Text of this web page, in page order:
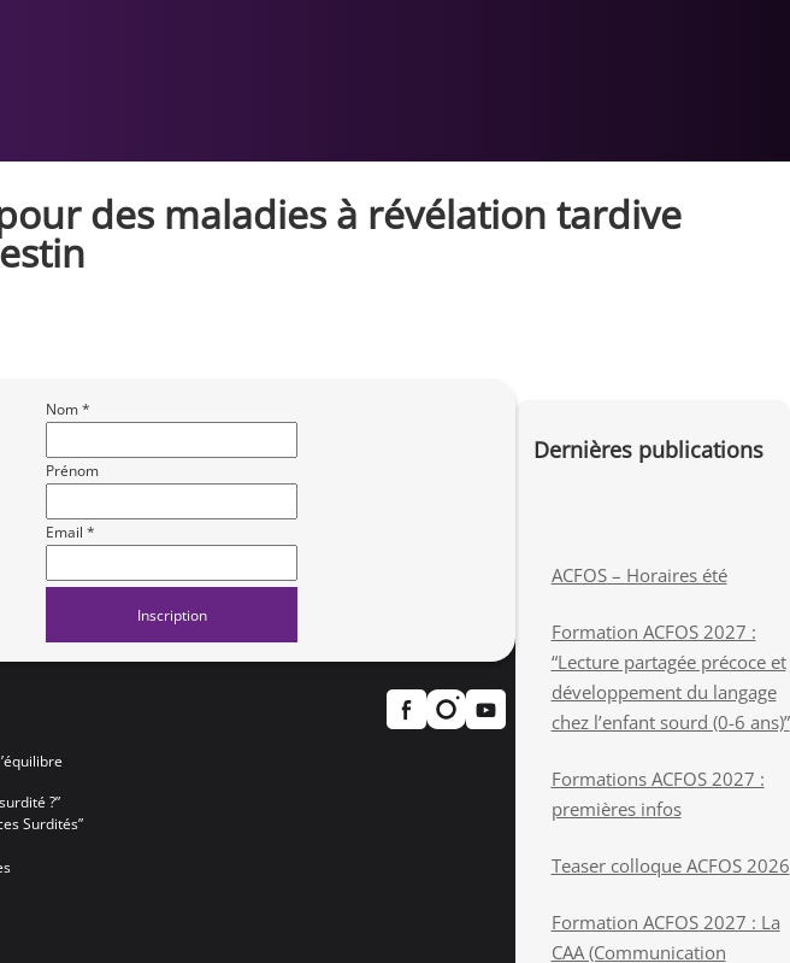
des maladies à révélation tardive
Dernières publications
ACFOS – Horaires été
Formation ACFOS 2027 :
“Lecture partagée précoce et
développement du langage
chez l’enfant sourd (0-6 ans)”
Formations ACFOS 2027 :
premières infos
Teaser colloque ACFOS 2026
Formation ACFOS 2027 : La
CAA (Communication
Nom *
Prénom
Email *
?”
Surdités”